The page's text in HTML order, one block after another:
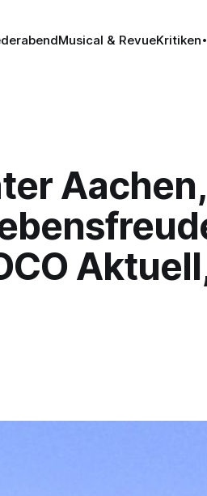
Musical & RevueKritiken